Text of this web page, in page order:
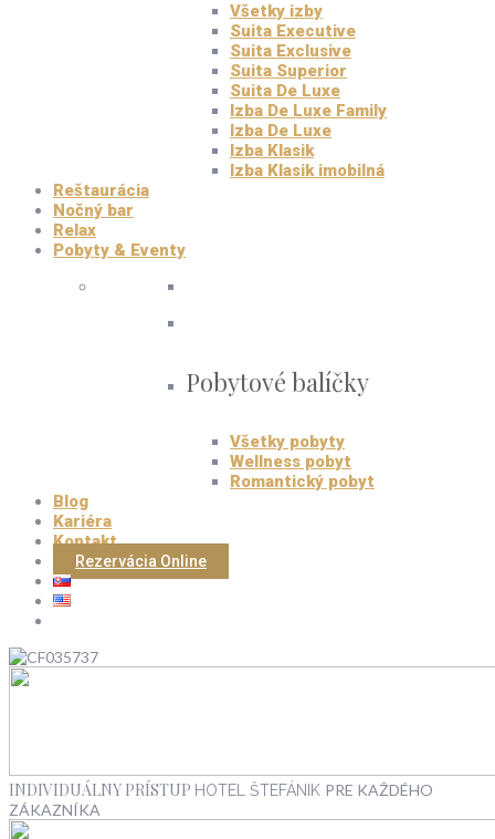
Všetky izby
Suita Executive
Suita Exclusive
Suita Superior
Suita De Luxe
Izba De Luxe Family
Izba De Luxe
Izba Klasik
Izba Klasik imobilná
Reštaurácia
Nočný bar
Relax
Pobyty & Eventy
Pobytové balíčky
Všetky pobyty
Wellness pobyt
Romantický pobyt
Blog
Kariéra
Kontakt
Rezervácia Online
INDIVIDUÁLNY PRÍSTUP HOTEL ŠTEFÁNIK PRE KAŽDÉHO
ZÁKAZNÍKA